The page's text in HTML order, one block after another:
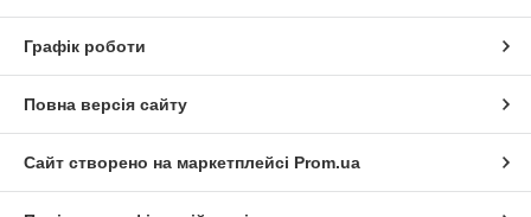
Графік роботи
Повна версія сайту
Сайт створено на маркетплейсі Prom.ua